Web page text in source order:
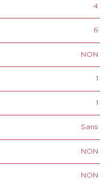
4
6
NON
1
1
Sans
NON
NON